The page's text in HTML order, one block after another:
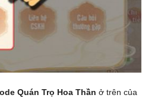
Quán Trọ Hoa Thần ở trên của